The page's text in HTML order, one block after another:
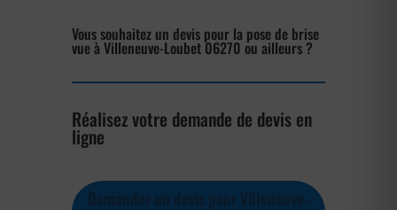
Vous souhaitez un devis pour la pose de brise
vue à Villeneuve-Loubet 06270 ou ailleurs ?
Réalisez votre demande de devis en
ligne